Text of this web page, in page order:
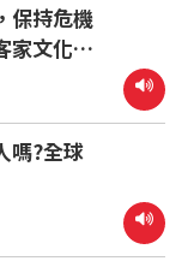
保持危機
家文化
嗎?全球